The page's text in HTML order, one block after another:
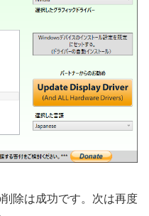
除は成功です。次は再度